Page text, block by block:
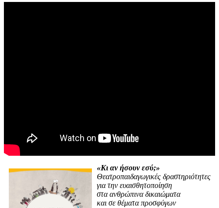
«Κι αν ήσουν εσύ;»
Θεατροπαιδαγωγικές δραστηριότητες
για την ευαισθητοποίηση
στα ανθρώπινα δικαιώματα
και σε θέματα προσφύγων